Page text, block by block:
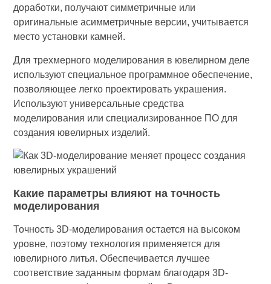
доработки, получают симметричные или
оригинальные асимметричные версии, учитывается
место установки камней.
Для трехмерного моделирования в ювелирном деле
используют специальное программное обеспечение,
позволяющее легко проектировать украшения.
Используют универсальные средства
моделирования или специализированное ПО для
создания ювелирных изделий.
Какие параметры влияют на точность
моделирования
Точность 3D-моделирования остается на высоком
уровне, поэтому технология применяется для
ювелирного литья. Обеспечивается лучшее
соответствие заданным формам благодаря 3D-